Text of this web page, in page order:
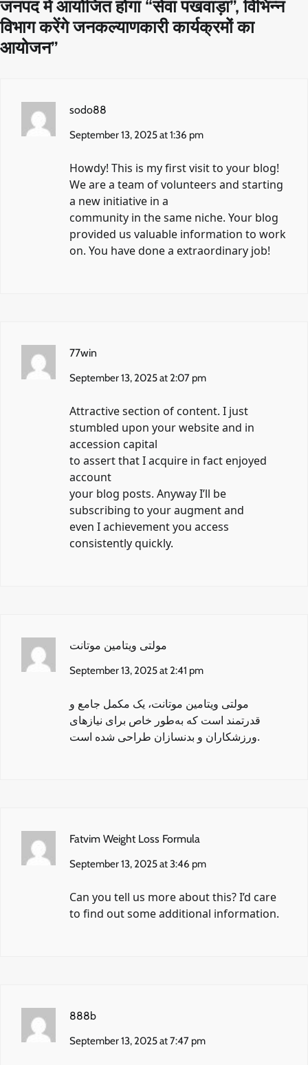
जनपद में आयोजित होगा “सेवा पखवाड़ा”, विभिन्न
विभाग करेंगे जनकल्याणकारी कार्यक्रमों का
आयोजन”
sodo88
September 13, 2025 at 1:36 pm
Howdy! This is my first visit to your blog!
We are a team of volunteers and starting
a new initiative in a
community in the same niche. Your blog
provided us valuable information to work
on. You have done a extraordinary job!
77win
September 13, 2025 at 2:07 pm
Attractive section of content. I just
stumbled upon your website and in
accession capital
to assert that I acquire in fact enjoyed
account
your blog posts. Anyway I’ll be
subscribing to your augment and
even I achievement you access
consistently quickly.
مولتی ویتامین موتانت
September 13, 2025 at 2:41 pm
مولتی ویتامین موتانت، یک مکمل جامع و
قدرتمند است که به‌طور خاص برای نیازهای
ورزشکاران و بدنسازان طراحی شده است.
Fatvim Weight Loss Formula
September 13, 2025 at 3:46 pm
Can you tell us more about this? I’d care
to find out some additional information.
888b
September 13, 2025 at 7:47 pm